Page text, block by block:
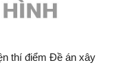
thí điểm Đề án xây